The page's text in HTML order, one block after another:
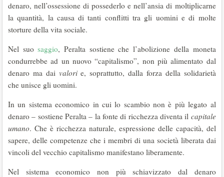
denaro, nell’ossessione di possederlo e nell’ansia di moltiplicarne
la quantità, la causa di tanti conflitti tra gli uomini e di molte
storture della vita sociale.
Nel suosaggio, Peralta sostiene che l’abolizione della moneta
condurrebbe ad un nuovo “capitalismo”, non più alimentato dal
denaro ma dai valorie, soprattutto, dalla forza della solidarietà
che unisce gli uomini.
In un sistema economico in cui lo scambio non è più legato al
denaro – sostiene Peralta – la fonte di ricchezza diventa il capitale
umano. Che è ricchezza naturale, espressione delle capacità, del
sapere, delle competenze che i membri di una società liberata dai
vincoli del vecchio capitalismo manifestano liberamente.
Nel sistema economico non più schiavizzato dal denaro